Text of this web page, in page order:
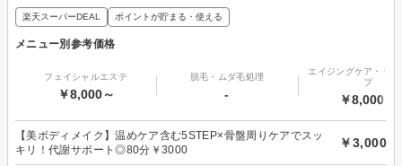
楽天スーパーDEAL ポイントが貯まる・使える
メニュー別参考価格
フェイシャルエステ
￥8,000～
脱毛・ムダ毛処理
-
エイジングケア・リ
プ
￥8,000～
【美ボディメイク】温めケア含む5STEP×骨盤周りケアでスッ
キリ！代謝サポート◎80分￥3000
￥3,000